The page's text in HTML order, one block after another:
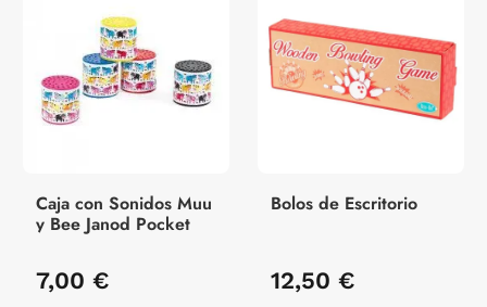
Caja con Sonidos Muu
y Bee Janod Pocket
7,00 €
Bolos de Escritorio
12,50 €